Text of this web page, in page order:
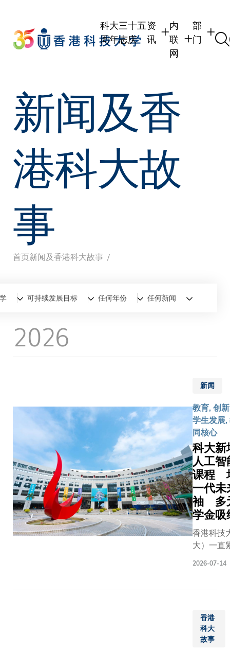
main
content
科大三十五
周年志庆
资
讯
校友
传媒
公众
内
联
网
校友内联网
部
门
新闻及香
港科大故
事
面
包
屑
首页新闻及香港科大故事
全部新闻香港科大故事
可持续发展目标 任何年份 任何新闻
2026
新闻
教育, 创
学生发展,
同核心
科大新
人工
课程
一代未
袖 多
学金吸
香港科技
大）一直
之一，
年推出
（AI）
2026-07-14
香港
科大
故事